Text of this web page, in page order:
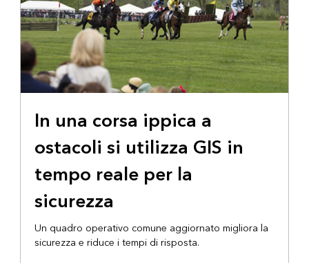
In una corsa ippica a
ostacoli si utilizza GIS in
tempo reale per la
sicurezza
Un quadro operativo comune aggiornato migliora la
sicurezza e riduce i tempi di risposta.